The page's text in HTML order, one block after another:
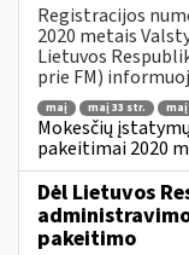
Registracijos
2020 metais
Lietuvos
prie FM)
maį maį 33 str. maį
Mokesčių
pakeitimai 2020
Dėl Lietuvos
pakeitimo